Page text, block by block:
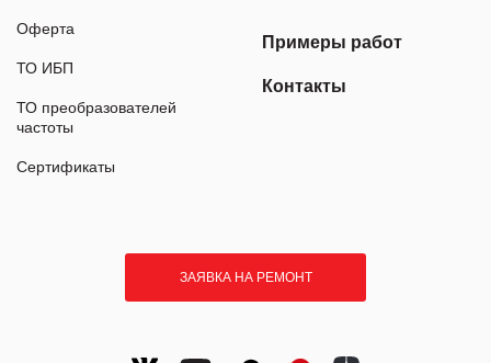
Оферта
ТО ИБП
ТО преобразователей
частоты
Сертификаты
Примеры работ
Контакты
ЗАЯВКА НА РЕМОНТ